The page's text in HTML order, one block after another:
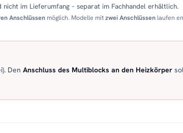
nicht im Lieferumfang – separat im Fachhandel erhältlich.
Anschlüssen möglich. Modelle mitzwei Anschlüssen laufen
Den Anschluss des Multiblocks an den Heizkörper